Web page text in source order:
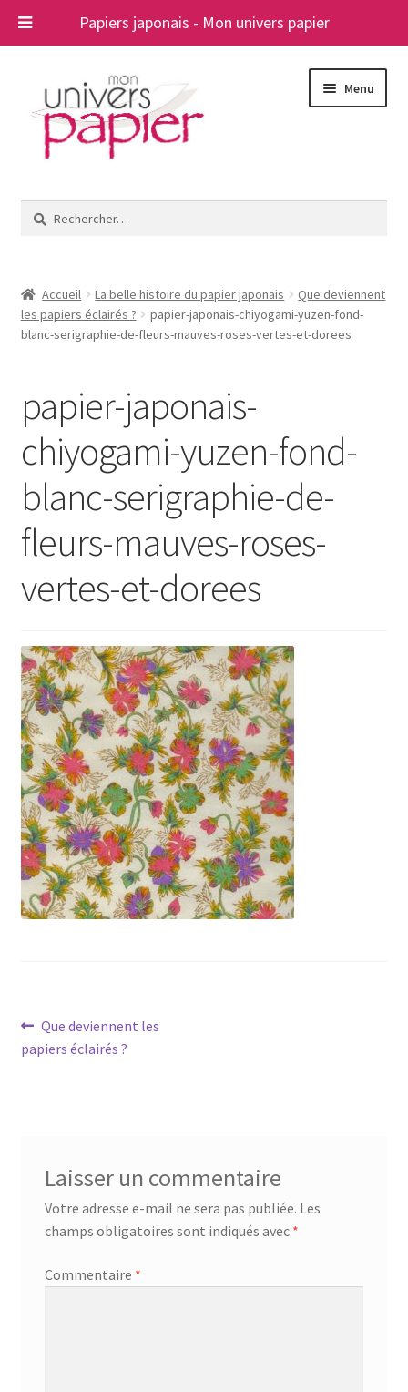
Papiers japonais - Mon univers papier
navigation
contenu
Menu
le
A propos
Contact
Rechercher :
Accueil La belle histoire du papier japonais
Que deviennent
les papiers éclairés ?
papier-japonais-chiyogami-yuzen-fond-
blanc-serigraphie-de-fleurs-mauves-roses-vertes-et-dorees
papier-japonais-
chiyogami-yuzen-fond-
blanc-serigraphie-de-
fleurs-mauves-roses-
vertes-et-dorees
Navigation
de
Article
précédent :
Que deviennent les
papiers éclairés ?
Laisser un commentaire
Votre adresse e-mail ne sera pas publiée. Les
champs obligatoires sont indiqués avec *
Commentaire *